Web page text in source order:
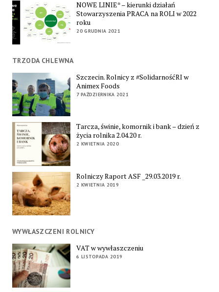
NOWE LINIE* – kierunki działań
Stowarzyszenia PRACA na ROLI w 2022
roku
20 GRUDNIA 2021
TRZODA CHLEWNA
Szczecin. Rolnicy z #SolidarnośćRI w
Animex Foods
7 PAŹDZIERNIKA 2021
Tarcza, świnie, komornik i bank – dzień z
życia rolnika 2.04.20 r.
2 KWIETNIA 2020
Rolniczy Raport ASF _29.03.2019 r.
2 KWIETNIA 2019
WYWŁASZCZENI ROLNICY
VAT w wywłaszczeniu
6 LISTOPADA 2019